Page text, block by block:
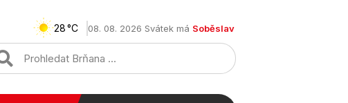
28 08. 08. 2026 Svátek má Soběslav